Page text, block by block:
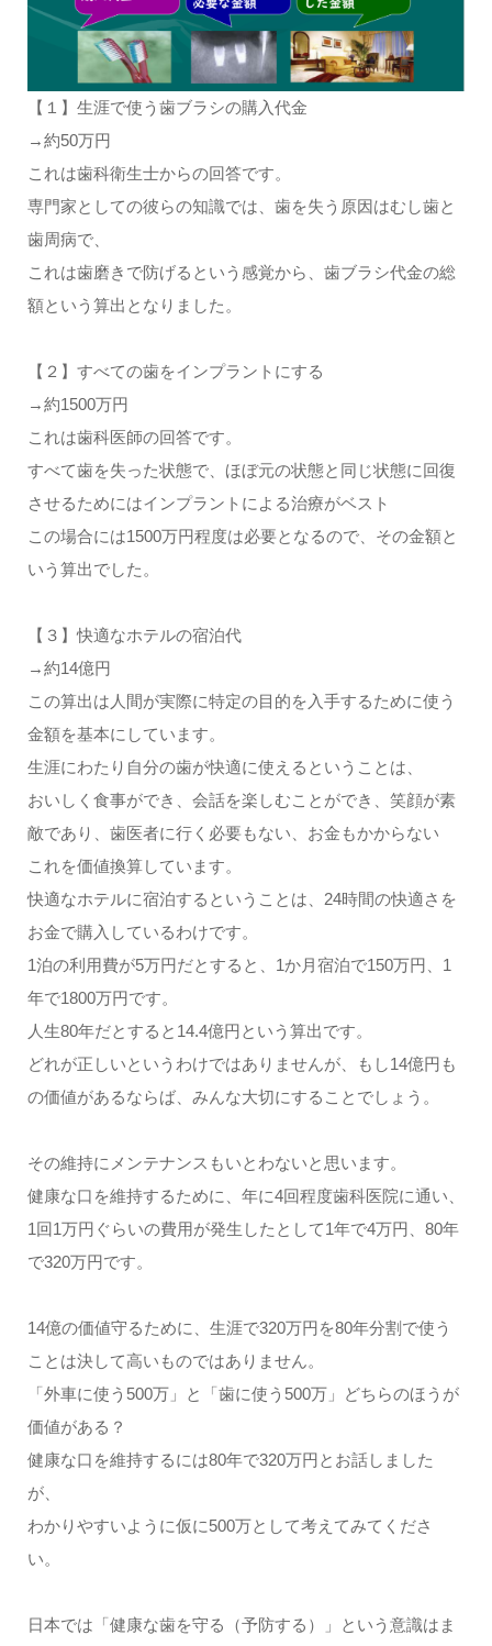
【１】生涯で使う歯ブラシの購入代金
→約50万円
これは歯科衛生士からの回答です。
専門家としての彼らの知識では、歯を失う原因はむし歯と
歯周病で、
これは歯磨きで防げるという感覚から、歯ブラシ代金の総
額という算出となりました。
【２】すべての歯をインプラントにする
→約1500万円
これは歯科医師の回答です。
すべて歯を失った状態で、ほぼ元の状態と同じ状態に回復
させるためにはインプラントによる治療がベスト
この場合には1500万円程度は必要となるので、その金額と
いう算出でした。
【３】快適なホテルの宿泊代
→約14億円
この算出は人間が実際に特定の目的を入手するために使う
金額を基本にしています。
生涯にわたり自分の歯が快適に使えるということは、
おいしく食事ができ、会話を楽しむことができ、笑顔が素
敵であり、歯医者に行く必要もない、お金もかからない
これを価値換算しています。
快適なホテルに宿泊するということは、24時間の快適さを
お金で購入しているわけです。
1泊の利用費が5万円だとすると、1か月宿泊で150万円、1
年で1800万円です。
人生80年だとすると14.4億円という算出です。
どれが正しいというわけではありませんが、もし14億円も
の価値があるならば、みんな大切にすることでしょう。
その維持にメンテナンスもいとわないと思います。
健康な口を維持するために、年に4回程度歯科医院に通い、
1回1万円ぐらいの費用が発生したとして1年で4万円、80年
で320万円です。
14億の価値守るために、生涯で320万円を80年分割で使う
ことは決して高いものではありません。
「外車に使う500万」と「歯に使う500万」どちらのほうが
価値がある？
健康な口を維持するには80年で320万円とお話しました
が、
わかりやすいように仮に500万として考えてみてくださ
い。
日本では「健康な歯を守る（予防する）」という意識はま